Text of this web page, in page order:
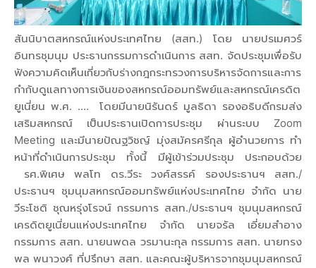
สันนิบาตสหกรณ์แห่งประเทศไทย (สสท.) โดย นายปรเมศวร์
อินทรชุมนุม ประธานกรรมการดำเนินการ สสท. จัดประชุมเพื่อรับ
ฟังความคิดเห็นเกี่ยวกับร่างกฎกระทรวงการบริหารจัดการและการ
กำกับดูแลทางการเงินของสหกรณ์ออมทรัพย์และสหกรณ์เครดิต
ยูเนี่ยน พ.ศ. .... โดยมีนายนิรันดร์ มูลธิดา รองอธิบดีกรมส่ง
เสริมสหกรณ์ เป็นประธานเปิดการประชุม ผ่านระบบ Zoom
Meeting และมีนายปัณฐวิชญ์ มุ่งสมัครศรีกุล ผู้อำนวยการ ทำ
หน้าที่ดำเนินการประชุม ทั้งนี้ มีผู้เข้าร่วมประชุม ประกอบด้วย
รศ.พิเศษ พลโท ดร.วีระ วงศ์สรรค์ รองประธานฯ สสท./
ประธานฯ ชุมนุมสหกรณ์ออมทรัพย์แห่งประเทศไทย จำกัด นาย
วีระโชติ ชุณหรุ่งโรจน์ กรรมการ สสท./ประธานฯ ชุมนุมสหกรณ์
เครดิตยูเนี่ยนแห่งประเทศไทย จำกัด นายจรัล เอี่ยมสำอาง
กรรมการ สสท. นายนพดล วรมานะกุล กรรมการ สสท. นายทรง
พล พนาวงศ์ ที่ปรึกษา สสท. และคณะผู้บริหารจากชุมนุมสหกรณ์